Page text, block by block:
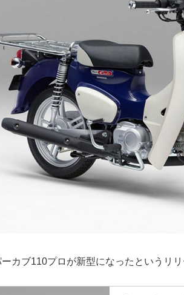
カブ110プロが新型になったというリリ